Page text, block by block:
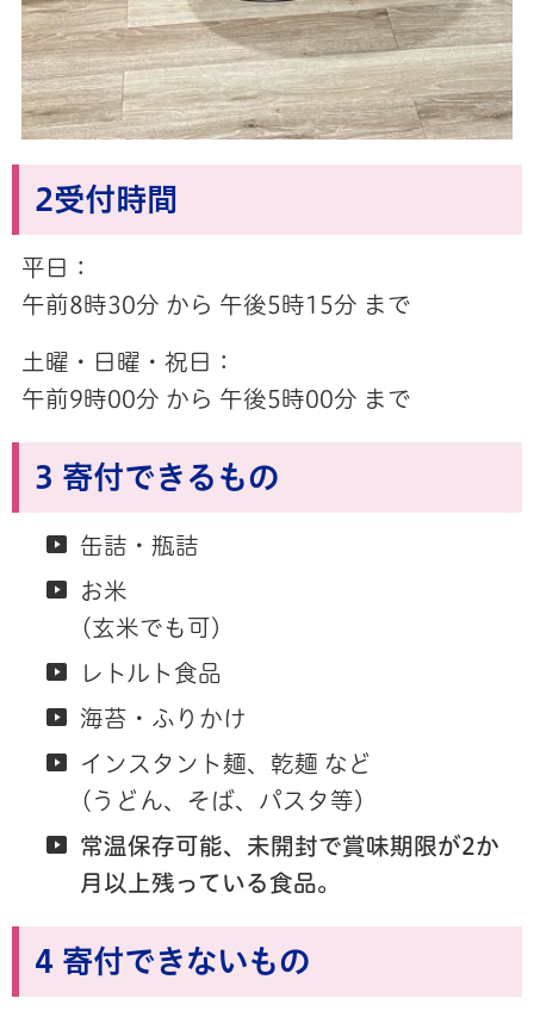
2受付時間
平日：
午前8時30分 から 午後5時15分 まで
土曜・日曜・祝日：
午前9時00分 から 午後5時00分 まで
3 寄付できるもの
缶詰・瓶詰
お米
(玄米でも可)
レトルト食品
海苔・ふりかけ
インスタント麺、乾麺 など
(うどん、そば、パスタ等)
常温保存可能、未開封で賞味期限が2か
月以上残っている食品。
4 寄付できないもの